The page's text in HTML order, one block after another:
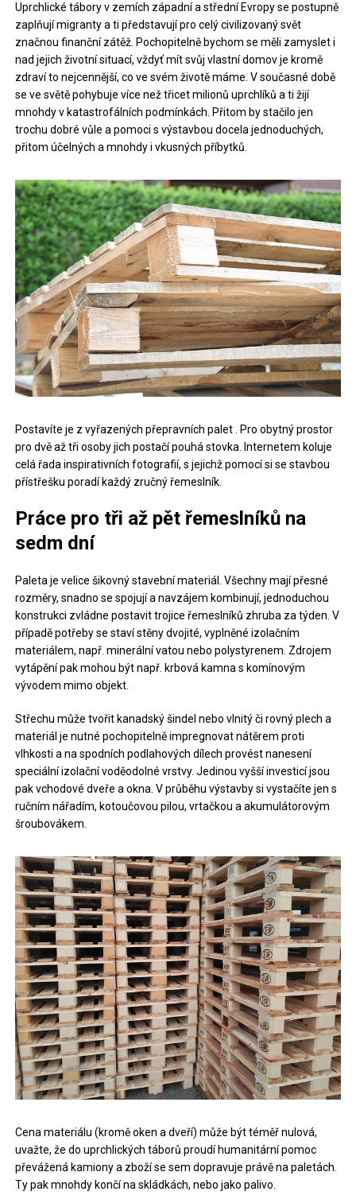
Uprchlické tábory v zemích západní a střední Evropy se postupně
zaplňují migranty a ti představují pro celý civilizovaný svět
značnou finanční zátěž. Pochopitelně bychom se měli zamyslet i
nad jejich životní situací, vždyť mít svůj vlastní domov je kromě
zdraví to nejcennější, co ve svém životě máme. V současné době
se ve světě pohybuje více než třicet milionů uprchlíků a ti žijí
mnohdy v katastrofálních podmínkách. Přitom by stačilo jen
trochu dobré vůle a pomoci s výstavbou docela jednoduchých,
přitom účelných a mnohdy i vkusných příbytků.
Postavíte je z vyřazených přepravních palet . Pro obytný prostor
pro dvě až tři osoby jich postačí pouhá stovka. Internetem koluje
celá řada inspirativních fotografií, s jejichž pomocí si se stavbou
přístřešku poradí každý zručný řemeslník.
Práce pro tři až pět řemeslníků na
sedm dní
Paleta je velice šikovný stavební materiál. Všechny mají přesné
rozměry, snadno se spojují a navzájem kombinují, jednoduchou
konstrukci zvládne postavit trojice řemeslníků zhruba za týden. V
případě potřeby se staví stěny dvojité, vyplněné izolačním
materiálem, např. minerální vatou nebo polystyrenem. Zdrojem
vytápění pak mohou být např. krbová kamna s komínovým
vývodem mimo objekt.
Střechu může tvořit kanadský šindel nebo vlnitý či rovný plech a
materiál je nutné pochopitelně impregnovat nátěrem proti
vlhkosti a na spodních podlahových dílech provést nanesení
speciální izolační voděodolné vrstvy. Jedinou vyšší investicí jsou
pak vchodové dveře a okna. V průběhu výstavby si vystačíte jen s
ručním nářadím, kotoučovou pilou, vrtačkou a akumulátorovým
šroubovákem.
Cena materiálu (kromě oken a dveří) může být téměř nulová,
uvažte, že do uprchlických táborů proudí humanitární pomoc
převážená kamiony a zboží se sem dopravuje právě na paletách.
Ty pak mnohdy končí na skládkách, nebo jako palivo.